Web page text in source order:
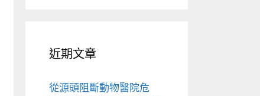
近期文章
從源頭阻斷動物醫院危